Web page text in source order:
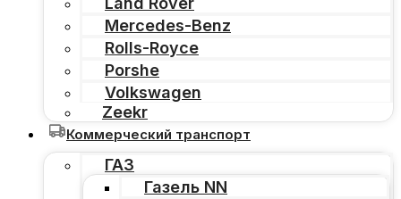
Mercedes-Benz
Rolls-Royce
Porshe
Volkswagen
Zeekr
Коммерческий транспорт
ГАЗ
Газель NN